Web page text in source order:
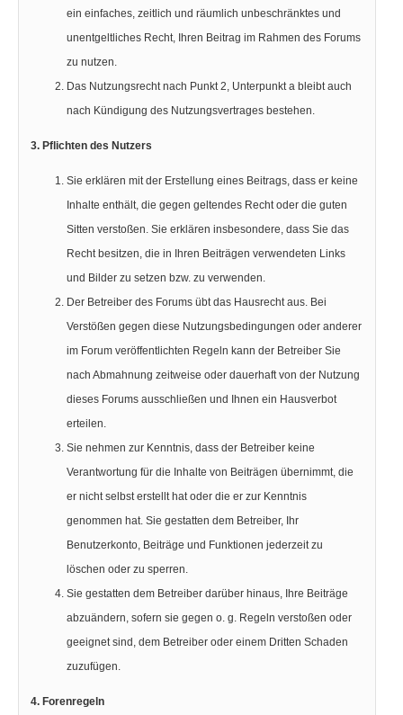
ein einfaches, zeitlich und räumlich unbeschränktes und
unentgeltliches Recht, Ihren Beitrag im Rahmen des Forums
zu nutzen.
Das Nutzungsrecht nach Punkt 2, Unterpunkt a bleibt auch
nach Kündigung des Nutzungsvertrages bestehen.
3. Pflichten des Nutzers
Sie erklären mit der Erstellung eines Beitrags, dass er keine
Inhalte enthält, die gegen geltendes Recht oder die guten
Sitten verstoßen. Sie erklären insbesondere, dass Sie das
Recht besitzen, die in Ihren Beiträgen verwendeten Links
und Bilder zu setzen bzw. zu verwenden.
Der Betreiber des Forums übt das Hausrecht aus. Bei
Verstößen gegen diese Nutzungsbedingungen oder anderer
im Forum veröffentlichten Regeln kann der Betreiber Sie
nach Abmahnung zeitweise oder dauerhaft von der Nutzung
dieses Forums ausschließen und Ihnen ein Hausverbot
erteilen.
Sie nehmen zur Kenntnis, dass der Betreiber keine
Verantwortung für die Inhalte von Beiträgen übernimmt, die
er nicht selbst erstellt hat oder die er zur Kenntnis
genommen hat. Sie gestatten dem Betreiber, Ihr
Benutzerkonto, Beiträge und Funktionen jederzeit zu
löschen oder zu sperren.
Sie gestatten dem Betreiber darüber hinaus, Ihre Beiträge
abzuändern, sofern sie gegen o. g. Regeln verstoßen oder
geeignet sind, dem Betreiber oder einem Dritten Schaden
zuzufügen.
4. Forenregeln